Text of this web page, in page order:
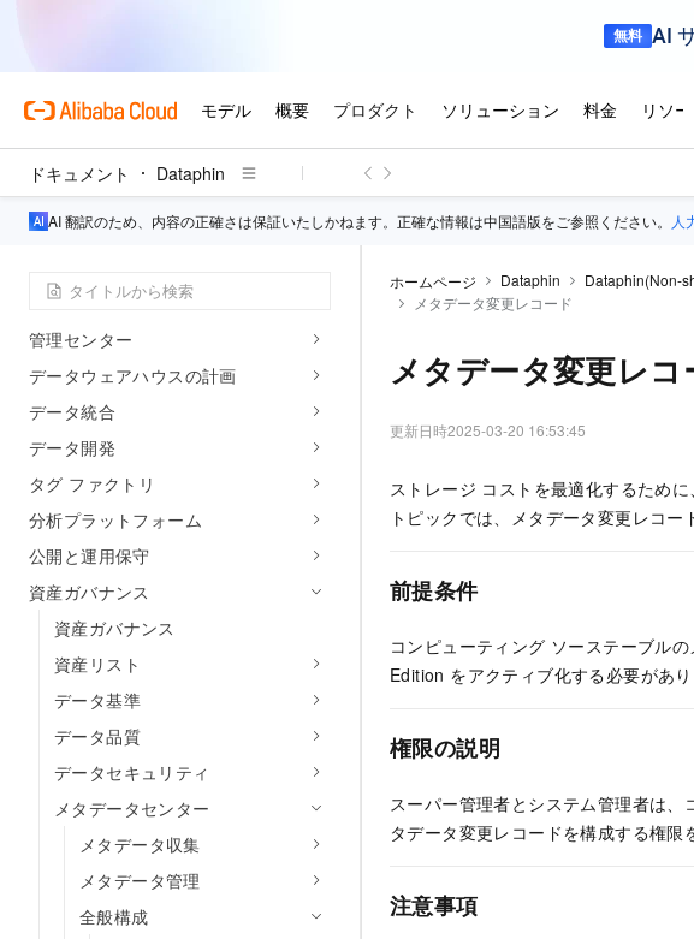
ドキュメント Dataphin
AI 翻訳のため、内容の正確さは保証いたしかねます。正確な情報は中国語版をご参照ください。 人
クイックスタート
オフラインデータウェアハウス構
リアルタイム R&D 基本プロセス
操作ガイド
グローバル管理
管理センター
データウェアハウスの計画
データ統合
データ開発
タグ ファクトリ
分析プラットフォーム
公開と運用保守
資産ガバナンス
資産ガバナンス
資産リスト
データ基準
データ品質
データセキュリティ
メタデータセンター
メタデータ収集
メタデータ管理
全般構成
ホームページ Dataphin Dataphin(Non-
メタデータ変更レコード
メタデータ変更レコ
更新日時2025-03-20 16:53:45
ストレージ コストを最適化するため
トピックでは、メタデータ変更レコー
前提条件
コンピューティング ソーステーブル
Edition をアクティブ化する必要があり
権限の説明
スーパー管理者とシステム管理者は
タデータ変更レコードを構成する権限
注意事項